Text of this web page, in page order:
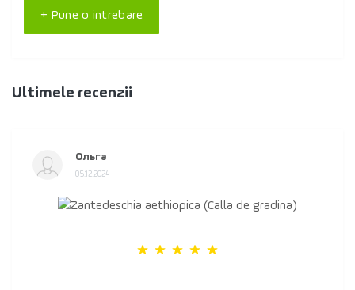
+ Pune o intrebare
Ultimele recenzii
Ольга
05.12.2024